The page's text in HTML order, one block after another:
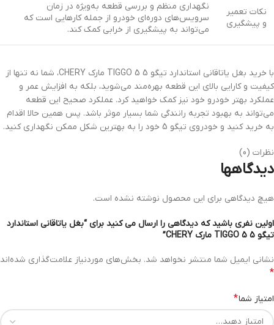
نکات تعمیر
و پیشگیری
نگهداری منظم و بررسی قطعه به‌ویژه در زمان
سرویس‌های دوره‌ای خودرو از جمله کارهایی است که
می‌تواند به پیشگیری از خرابی کمک کند.
با خرید بغل یاتاقانی استاندارد تیگو 5 TIGGO 5 مارک CHERY، شما نه تنها از
کیفیت و کارایی بالای این قطعه بهره‌مند می‌شوید، بلکه به افزایش عمر و
عملکرد بهتر خودرو خود نیز کمک خواهید کرد. عملکرد صحیح این قطعه
می‌تواند به بهبود تجربه رانندگی شما بسیار موثر باشد. پس همین حالا اقدام
به خرید کنید و خودروی تیگو 5 خود را به بهترین شکل ممکن نگهداری کنید.
نظرات (0)
دیدگاهها
هیچ دیدگاهی برای این محصول نوشته نشده است.
اولین نفری باشید که دیدگاهی را ارسال می کنید برای “بغل یاتاقانی استاندارد
تیگو 5 TIGGO 5 مارک CHERY”
نشانی ایمیل شما منتشر نخواهد شد. بخش‌های موردنیاز علامت‌گذاری شده‌اند
*
امتیاز شما*